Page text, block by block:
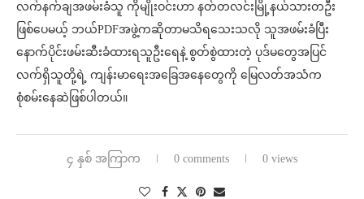
လက်နက်ချအဖမ်းခံသူ ကိုမျိုးဝင်းဟာ နတ်တလင်းမြို့နယ်သားတဦး
ဖြစ်ပေမယ့် ဘယ်PDFအဖွဲ့ကဆိုတာမသိရသေးသလို သူအဖမ်းခံပြီး
နောက်ပိုင်းဖမ်းဆီးခံထားရသူဦးရေနဲ့ စွတ်စွဲထားတဲ့ ပုဒ်မတွေအပြင်
လက်ရှိသူတို့ရဲ့ ကျန်းမာရေးအခြေအနေတွေကို မြေလတ်အသံက
စုံစမ်းနေဆဲဖြစ်ပါတယ်။
၄ နှစ် အကြာက 0 comments 0 views